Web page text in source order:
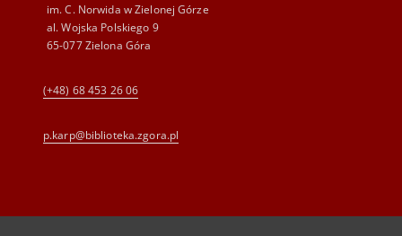
im. C. Norwida w Zielonej Górze
al. Wojska Polskiego 9
65-077 Zielona Góra
(+48) 68 453 26 06
p.karp@biblioteka.zgora.pl